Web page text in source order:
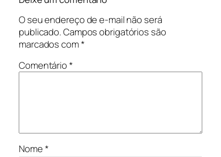
O seu endereço de e-mail não será
publicado.Campos obrigatórios são
marcados com*
Comentário*
Nome*